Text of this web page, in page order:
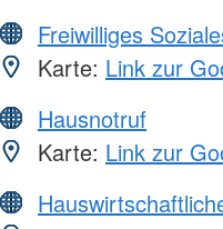
Freiwilliges
Karte: Link zur
Hausnotruf
Karte: Link zur